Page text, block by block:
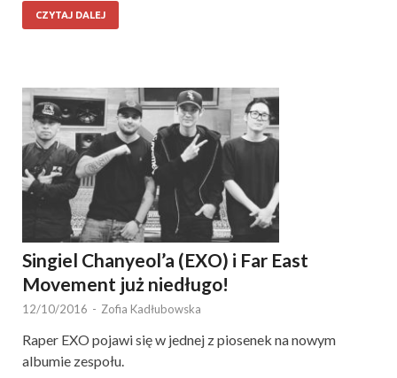
CZYTAJ DALEJ
Singiel Chanyeol’a (EXO) i Far East
Movement już niedługo!
12/10/2016 - Zofia Kadłubowska
Raper EXO pojawi się w jednej z piosenek na nowym
albumie zespołu.